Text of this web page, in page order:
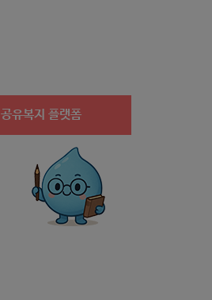
공유복지 플랫폼
공모 월세